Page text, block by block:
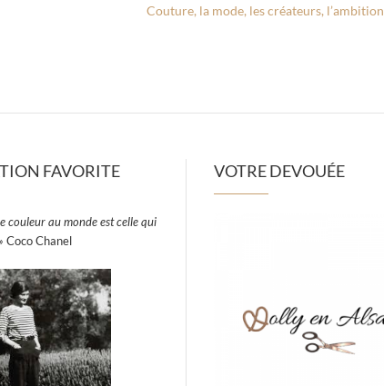
Couture, la mode, les créateurs, l’ambition
FAVORITE
couleur au monde est celle qui
Coco Chanel
VOTRE DEVOUÉE